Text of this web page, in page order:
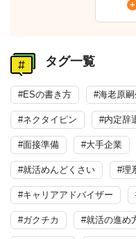
タグ一覧
#ESの書き方 #海老原嗣
#ネクタイピン #内定辞
#面接準備 #大手企業
#就活めんどくさい #理
#キャリアアドバイザー
#ガクチカ #就活の進め